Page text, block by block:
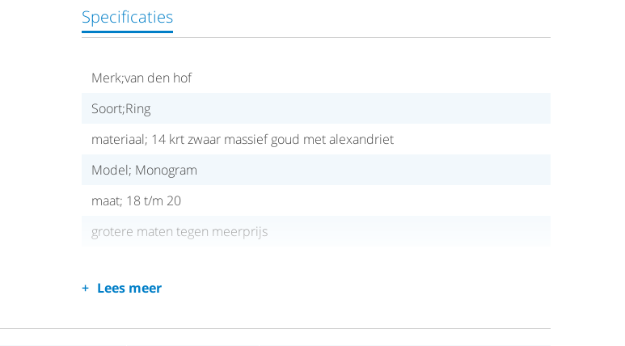
Specificaties
Merk;van den hof
Soort;Ring
materiaal; 14 krt zwaar massief goud met alexandriet
Model; Monogram
maat; 18 t/m 20
grotere maten tegen meerprijs
Lees meer